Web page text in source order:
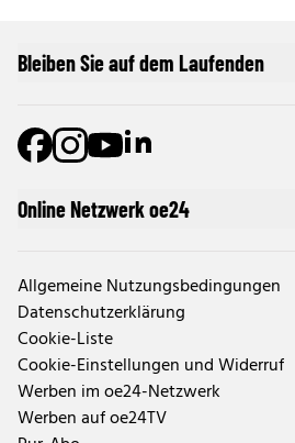
Online Netzwerk oe24
Allgemeine Nutzungsbedingungen
Datenschutzerklärung
Cookie-Liste
Cookie-Einstellungen und Widerruf
Werben im oe24-Netzwerk
Werben auf oe24TV
Bleiben Sie auf dem Laufenden